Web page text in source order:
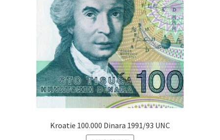
Kroatie 100.000 Dinara 1991/93 UNC